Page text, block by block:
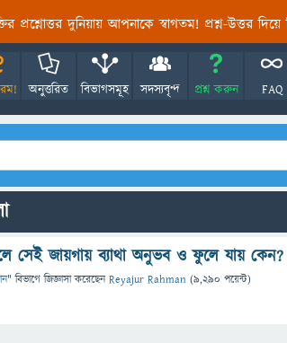
প্রশ্নোত্তর দুনিয়ায় আপনাকে স্বাগতম! প্রশ্ন-উত্তর
অনুত্তরিত বিভাগসমূহ সদস্যবৃন্দ প্রশ্ন করুন FAQ
সেই জায়গায় ব্যাথা অনুভব ও ফুলে যায় কেন?
" বিভাগে জিজ্ঞাসাকরেছেনReyajur Rahman (9,290 পয়েন্ট)